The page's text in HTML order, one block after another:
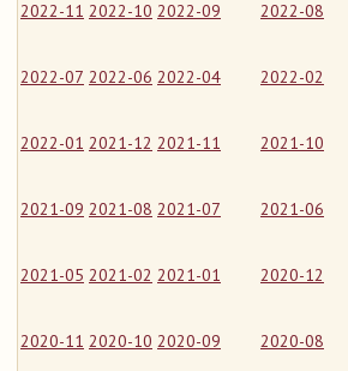
2022-11 2022-10 2022-09 2022-08
2022-07 2022-06 2022-04 2022-02
2022-01 2021-12 2021-11 2021-10
2021-09 2021-08 2021-07 2021-06
2021-05 2021-02 2021-01 2020-12
2020-11 2020-10 2020-09 2020-08